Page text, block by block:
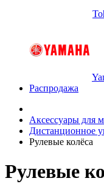
Распродажа
Аксессуары для
Дистанционное
Рулевые колёса
Рулевые